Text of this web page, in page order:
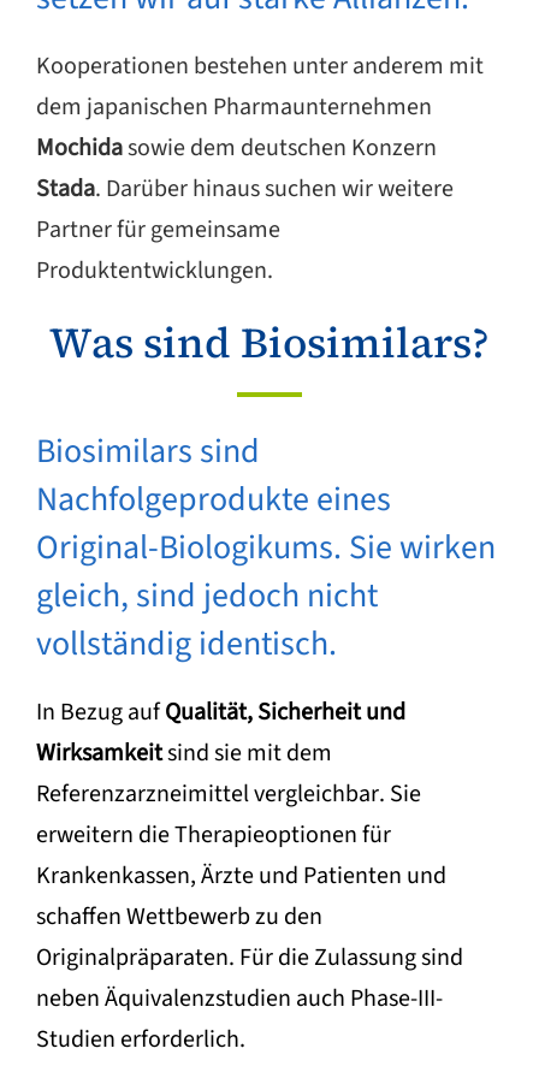
Kooperationen bestehen unter anderem mit
dem japanischen Pharmaunternehmen
Mochidasowie dem deutschen Konzern
Stada. Darüber hinaus suchen wir weitere
Partner für gemeinsame
Produktentwicklungen.
Was sind Biosimilars?
Biosimilars sind
Nachfolgeprodukte eines
Original-Biologikums. Sie wirken
gleich, sind jedoch nicht
vollständig identisch.
In Bezug aufQualität, Sicherheit und
Wirksamkeitsind sie mit dem
Referenzarzneimittel vergleichbar. Sie
erweitern die Therapieoptionen für
Krankenkassen, Ärzte und Patienten und
schaffen Wettbewerb zu den
Originalpräparaten. Für die Zulassung sind
neben Äquivalenzstudien auch Phase-III-
Studien erforderlich.